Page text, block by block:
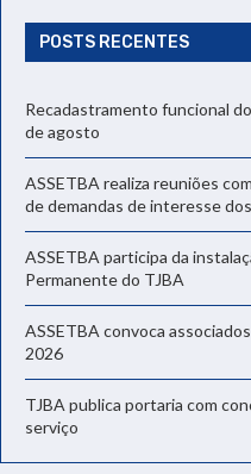
POSTS RECENTES
Recadastramento funcional
de agosto
ASSETBA realiza reuniões
de demandas de interesse
ASSETBA participa da
Permanente do TJBA
ASSETBA convoca
2026
TJBA publica portaria com
serviço